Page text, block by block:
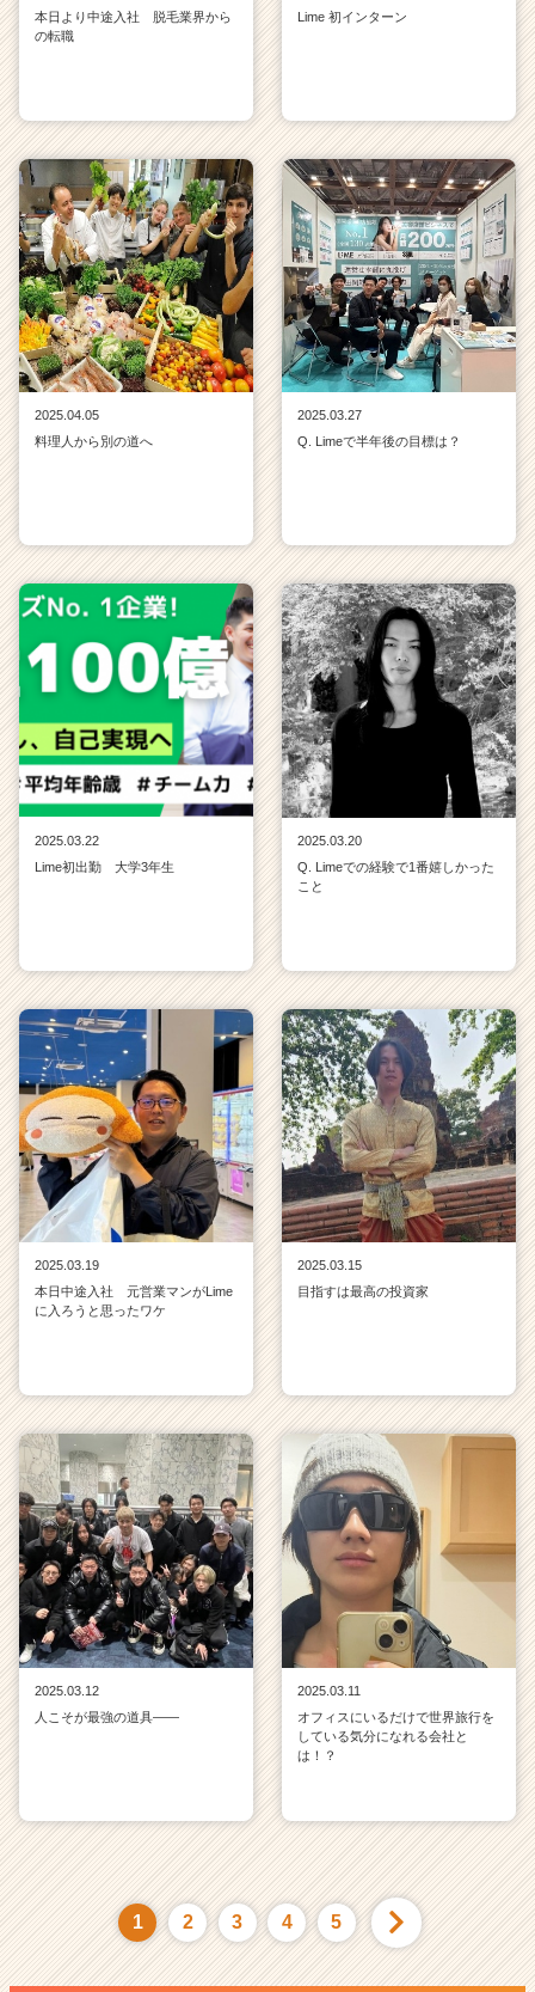
本日より中途入社 脱毛業界から
の転職
Lime 初インターン
2025.04.05
料理人から別の道へ
2025.03.27
Q. Limeで半年後の目標は？
2025.03.22
Lime初出勤 大学3年生
2025.03.20
Q. Limeでの経験で1番嬉しかった
こと
2025.03.19
本日中途入社 元営業マンがLime
に入ろうと思ったワケ
2025.03.15
目指すは最高の投資家
2025.03.12
人こそが最強の道具——
2025.03.11
オフィスにいるだけで世界旅行を
している気分になれる会社と
は！？
1 2 3 4 5